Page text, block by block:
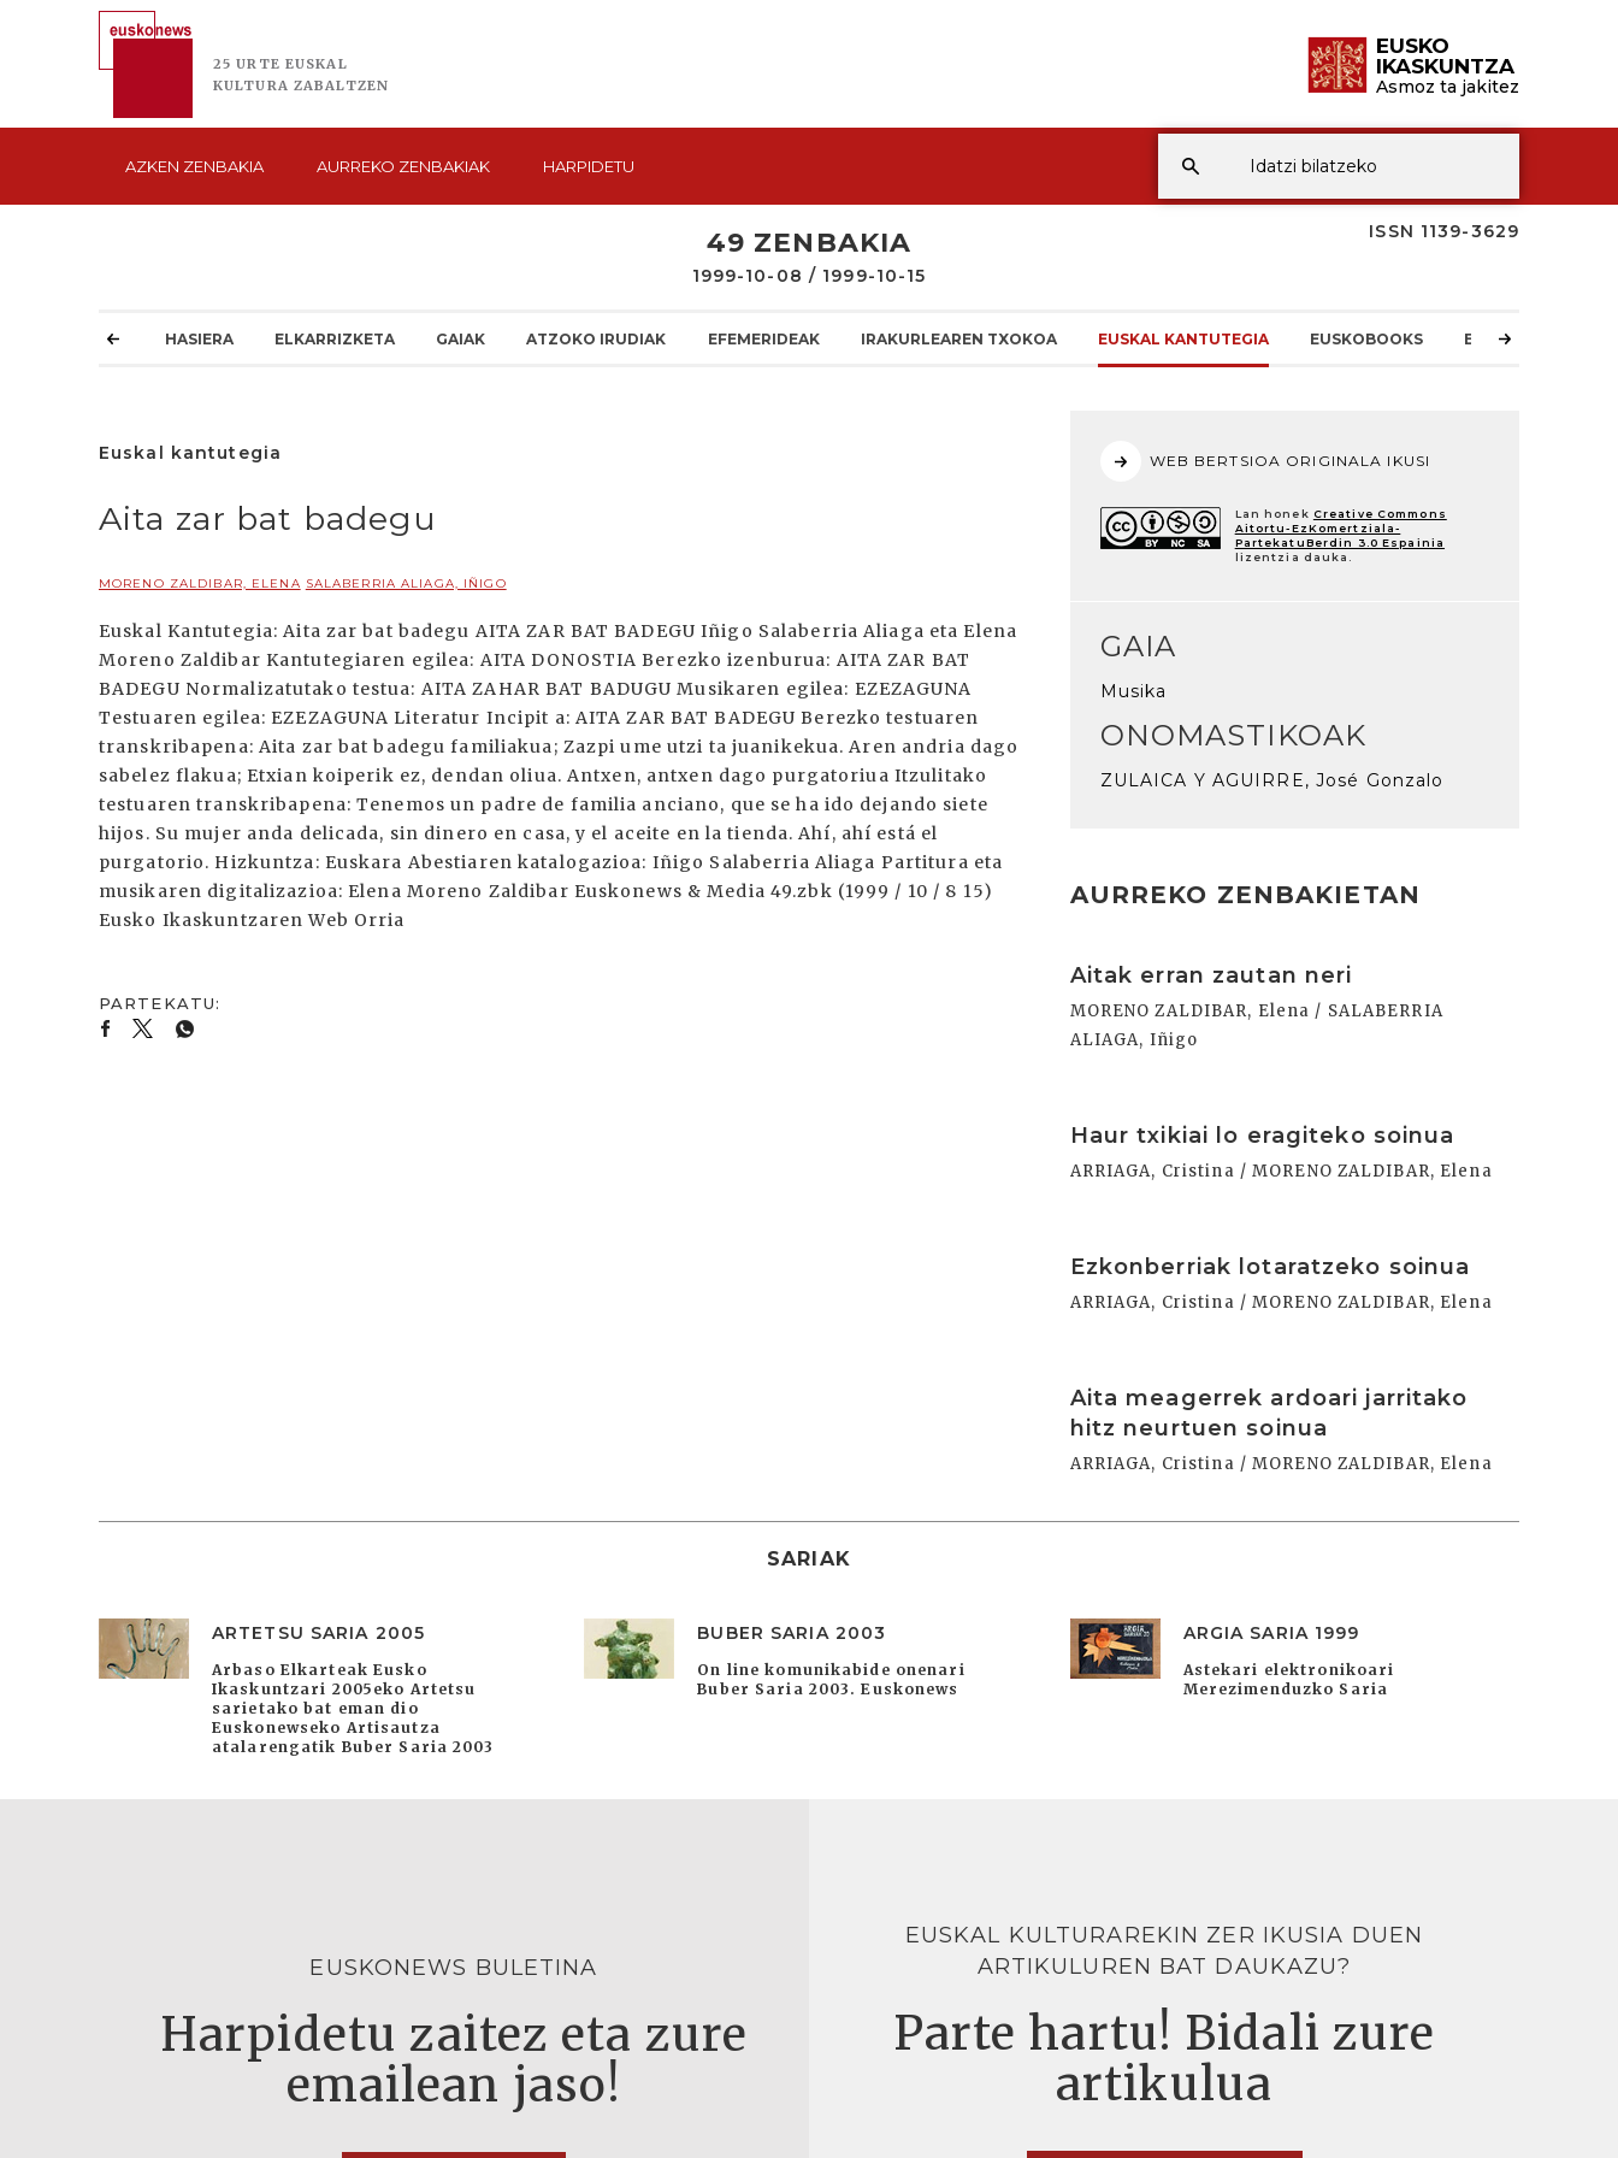
25 URTE EUSKAL
KULTURA ZABALTZEN
EUSKO
IKASKUNTZA
Asmoz ta jakitez
AZKEN ZENBAKIA AURREKO ZENBAKIAK HARPIDETU
ISSN 1139-3629
49 ZENBAKIA
1999-10-08 / 1999-10-15
HASIERA ELKARRIZKETA GAIAK ATZOKO IRUDIAK EFEMERIDEAK IRAKURLEAREN TXOKOA EUSKAL KANTUTEGIA EUSKOBOOKS EI-REN BERRIAK
Euskal kantutegia
Aita zar bat badegu
MORENO ZALDIBAR, ELENA SALABERRIA ALIAGA, IÑIGO
Euskal Kantutegia: Aita zar bat badegu AITA ZAR BAT BADEGU Iñigo Salaberria Aliaga eta Elena
Moreno Zaldibar Kantutegiaren egilea: AITA DONOSTIA Berezko izenburua: AITA ZAR BAT
BADEGU Normalizatutako testua: AITA ZAHAR BAT BADUGU Musikaren egilea: EZEZAGUNA
Testuaren egilea: EZEZAGUNA Literatur Incipit a: AITA ZAR BAT BADEGU Berezko testuaren
transkribapena: Aita zar bat badegu familiakua; Zazpi ume utzi ta juanikekua. Aren andria dago
sabelez flakua; Etxian koiperik ez, dendan oliua. Antxen, antxen dago purgatoriua Itzulitako
testuaren transkribapena: Tenemos un padre de familia anciano, que se ha ido dejando siete
hijos. Su mujer anda delicada, sin dinero en casa, y el aceite en la tienda. Ahí, ahí está el
purgatorio. Hizkuntza: Euskara Abestiaren katalogazioa: Iñigo Salaberria Aliaga Partitura eta
musikaren digitalizazioa: Elena Moreno Zaldibar Euskonews & Media 49.zbk (1999 / 10 / 8 15)
Eusko Ikaskuntzaren Web Orria
WEB BERTSIOA ORIGINALA IKUSI
Lan honek Creative Commons
Aitortu-EzKomertziala-
PartekatuBerdin 3.0 Espainia
lizentzia dauka.
GAIA
Musika
ONOMASTIKOAK
ZULAICA Y AGUIRRE, José Gonzalo
AURREKO ZENBAKIETAN
Aitak erran zautan neri
MORENO ZALDIBAR, Elena / SALABERRIA
ALIAGA, Iñigo
Haur txikiai lo eragiteko soinua
ARRIAGA, Cristina / MORENO ZALDIBAR, Elena
Ezkonberriak lotaratzeko soinua
ARRIAGA, Cristina / MORENO ZALDIBAR, Elena
Aita meagerrek ardoari jarritako
hitz neurtuen soinua
ARRIAGA, Cristina / MORENO ZALDIBAR, Elena
SARIAK
ARTETSU SARIA 2005
Arbaso Elkarteak Eusko
Ikaskuntzari 2005eko Artetsu
sarietako bat eman dio
Euskonewseko Artisautza
atalarengatik Buber Saria 2003
BUBER SARIA 2003
On line komunikabide onenari
Buber Saria 2003. Euskonews
ARGIA SARIA 1999
Astekari elektronikoari
Merezimenduzko Saria
EUSKONEWS BULETINA
Harpidetu zaitez eta zure
emailean jaso!
EUSKAL KULTURAREKIN ZER IKUSIA DUEN
ARTIKULUREN BAT DAUKAZU?
Parte hartu! Bidali zure
artikulua